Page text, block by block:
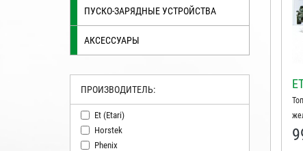
ПУСКО-ЗАРЯДНЫЕ УСТРОЙСТВА
АКСЕССУАРЫ
ПРОИЗВОДИТЕЛЬ:
Et (etari)
Horstek
Phenix